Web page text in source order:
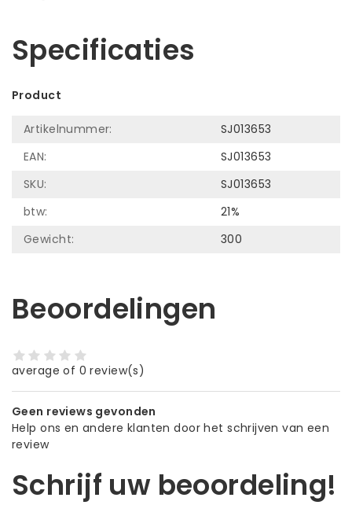
Specificaties
Product
Artikelnummer:
SJ013653
EAN:
SJ013653
SKU:
SJ013653
btw:
21%
Gewicht:
300
Beoordelingen
average of 0 review(s)
Geen reviews gevonden
Help ons en andere klanten door het schrijven van een
review
Schrijf uw beoordeling!